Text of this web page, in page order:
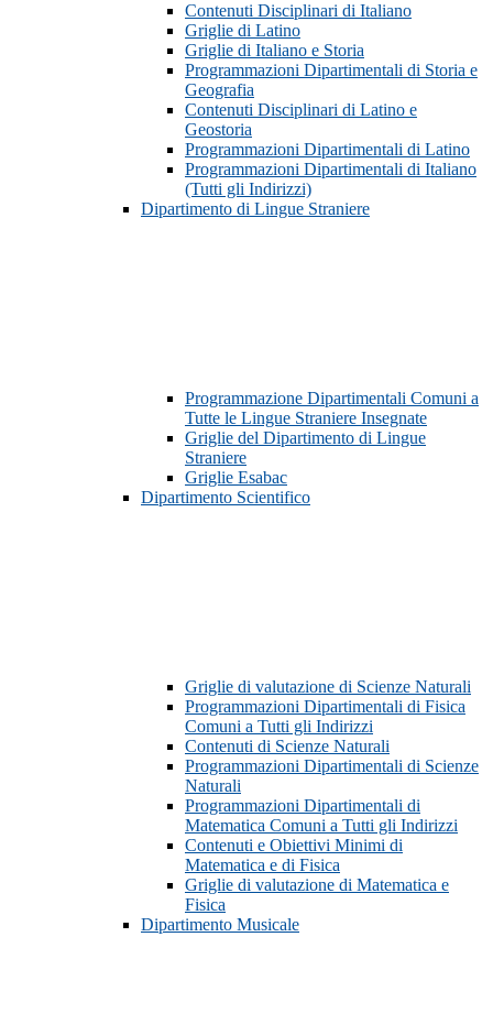
Contenuti Disciplinari di Italiano
Griglie di Latino
Griglie di Italiano e Storia
Programmazioni Dipartimentali di Storia e
Geografia
Contenuti Disciplinari di Latino e
Geostoria
Programmazioni Dipartimentali di Latino
Programmazioni Dipartimentali di Italiano
(Tutti gli Indirizzi)
Dipartimento di Lingue Straniere
Programmazione Dipartimentali Comuni a
Tutte le Lingue Straniere Insegnate
Griglie del Dipartimento di Lingue
Straniere
Griglie Esabac
Dipartimento Scientifico
Griglie di valutazione di Scienze Naturali
Programmazioni Dipartimentali di Fisica
Comuni a Tutti gli Indirizzi
Contenuti di Scienze Naturali
Programmazioni Dipartimentali di Scienze
Naturali
Programmazioni Dipartimentali di
Matematica Comuni a Tutti gli Indirizzi
Contenuti e Obiettivi Minimi di
Matematica e di Fisica
Griglie di valutazione di Matematica e
Fisica
Dipartimento Musicale